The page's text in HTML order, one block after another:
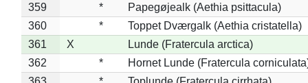
359
*
Papegøjealk (Aethia psittacula)
360
*
Toppet Dværgalk (Aethia cristatella)
361
X
Lunde (Fratercula arctica)
362
*
Hornet Lunde (Fratercula